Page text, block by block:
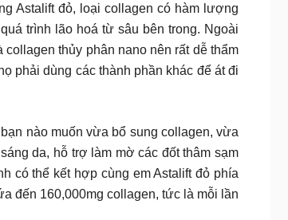
Astalift đỏ, loại collagen có hàm lượng
trình lão hoá từ sâu bên trong. Ngoài
thủy phân nano nên rất dễ thẩm
phải dùng các thành phần khác để át đi
nào muốn vừa bổ sung collagen, vừa
da, hỗ trợ làm mờ các đốt thâm sạm
có thể kết hợp cùng em Astalift đỏ phía
đến 160,000mg collagen, tức là mỗi lần